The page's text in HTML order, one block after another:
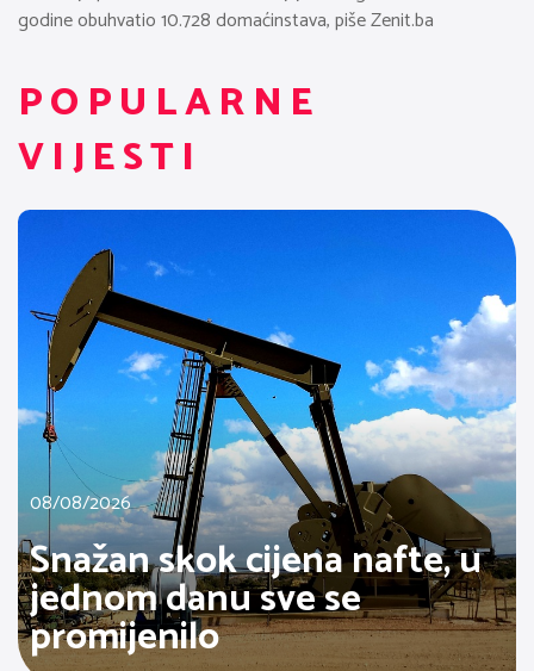
godine obuhvatio 10.728 domaćinstava, piše Zenit.ba
POPULARNE
VIJESTI
08/08/2026
Snažan skok cijena nafte, u
jednom danu sve se
promijenilo